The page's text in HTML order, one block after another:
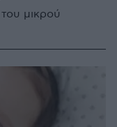
μικρού